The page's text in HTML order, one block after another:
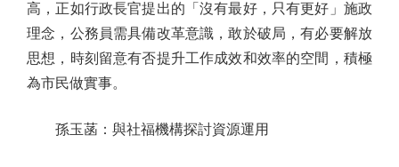
高，正如行政長官提出的「沒有最好，只有更好」施政
理念，公務員需具備改革意識，敢於破局，有必要解放
思想，時刻留意有否提升工作成效和效率的空間，積極
為市民做實事。
孫玉菡：與社福機構探討資源運用